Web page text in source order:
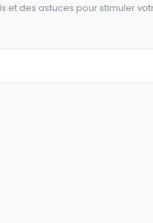
et des astuces pour stimuler